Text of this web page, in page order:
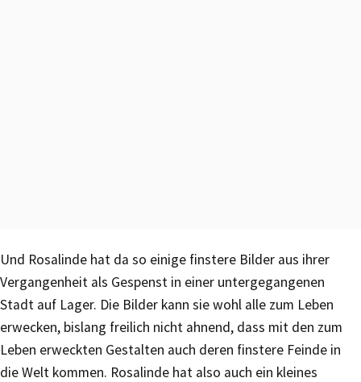
Und Rosalinde hat da so einige finstere Bilder aus ihrer
Vergangenheit als Gespenst in einer untergegangenen
Stadt auf Lager. Die Bilder kann sie wohl alle zum Leben
erwecken, bislang freilich nicht ahnend, dass mit den zum
Leben erweckten Gestalten auch deren finstere Feinde in
die Welt kommen. Rosalinde hat also auch ein kleines